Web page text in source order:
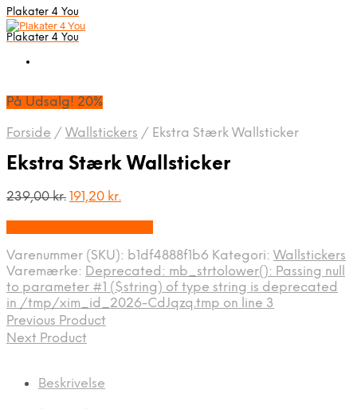
Plakater 4 You
Plakater 4 You
På Udsalg! 20%
Forside / Wallstickers / Ekstra Stærk Wallsticker
Ekstra Stærk Wallsticker
239,00kr. Den
239,00 kr..
191,20 kr.Den
191,20 kr..
Varenummer (SKU): b1df4888f1b6 Kategori: Wallstickers
Varemærke: Deprecated: mb_strtolower(): Passing null
to parameter #1 ($string) of type string is deprecated
in /tmp/xim_id_2026-CdJqzq.tmp on line 3
Previous Product
Next Product
Beskrivelse